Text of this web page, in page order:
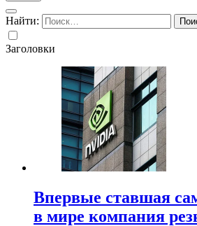
Найти:
Заголовки
Впервые ставшая
в мире компания